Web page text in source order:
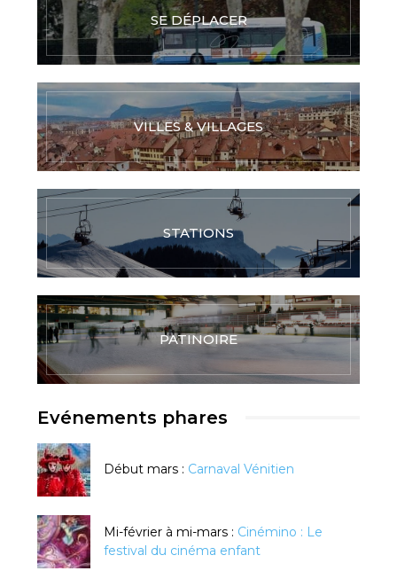
SE DÉPLACER
VILLES & VILLAGES
STATIONS
PATINOIRE
Evénements phares
Début mars : Carnaval Vénitien
Mi-février à mi-mars : Cinémino : Le
festival du cinéma enfant